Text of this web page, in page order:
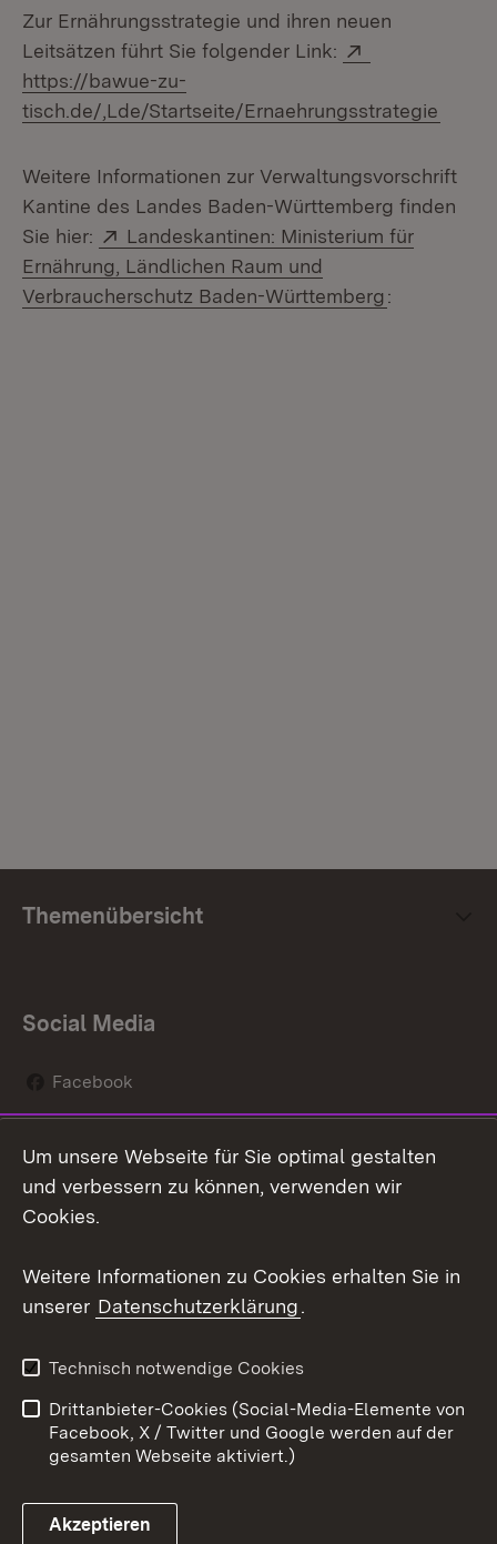
Zur Ernährungsstrategie und ihren neuen
Leitsätzen führt Sie folgender Link:
https://bawue-zu-
tisch.de/,Lde/Startseite/Ernaehrungsstrategie
Weitere Informationen zur Verwaltungsvorschrift
Kantine des Landes Baden-Württemberg finden
Sie hier:
Extern:
Landeskantinen: Ministerium für
Ernährung, Ländlichen Raum und
Verbraucherschutz Baden-Württemberg(Öffnet in
:
Themenübersicht
Social Media
Facebook
Social Wall
Youtube
Link zum Landesportal
Kontakt
Datenschutz
Barrierefreiheit
Impressum Cookies
Um unsere Webseite für Sie optimal gestalten
und verbessern zu können, verwenden wir
Cookies.
Weitere Informationen zu Cookies erhalten Sie in
unserer Datenschutzerklärung.
Technisch notwendige Cookies
Drittanbieter-Cookies (Social-Media-Elemente von
Facebook, X / Twitter und Google werden auf der
gesamten Webseite aktiviert.)
Akzeptieren